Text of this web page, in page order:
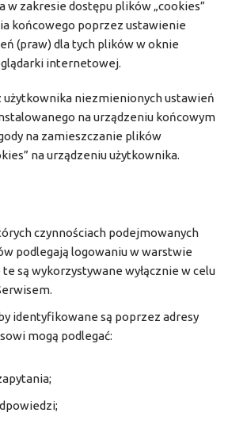
w zakresie dostępu plików „cookies”
końcowego poprzez ustawienie
(praw) dla tych plików w oknie
internetowej.
niezmienionych ustawień
na urządzeniu końcowym
na zamieszczanie plików
na urządzeniu użytkownika.
czynnościach podejmowanych
podlegają logowaniu w warstwie
są wykorzystywane wyłącznie w celu
identyfikowane są poprzez adresy
mogą podlegać: